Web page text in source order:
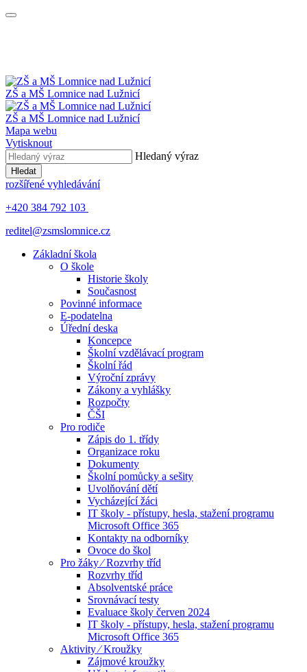
ZŠ a MŠ Lomnice nad Lužnicí
ZŠ a MŠ Lomnice nad Lužnicí
Mapa webu
Vytisknout
Hledaný výraz
Hledat
rozšířené vyhledávání
+420 384 792 103
reditel@zsmslomnice.cz
Základní škola
O škole
Historie školy
Současnost
Povinné informace
E-podatelna
Úřední deska
Koncepce
Školní vzdělávací program
Školní řád
Výroční zprávy
Zákony a vyhlášky
Rozpočty
ČŠI
Pro rodiče
Zápis do 1. třídy
Organizace roku
Dokumenty
Školní pomůcky a sešity
Uvolňování dětí
Vycházející žáci
IT školy - přístupy, hesla, stažení programu
Microsoft Office 365
Kontakty na odborníky
Ovoce do škol
Pro žáky ⁄ Rozvrhy tříd
Rozvrhy tříd
Absolventské práce
Srovnávací testy
Evaluace školy červen 2024
IT školy - přístupy, hesla, stažení programu
Microsoft Office 365
Aktivity ⁄ Kroužky
Zájmové kroužky